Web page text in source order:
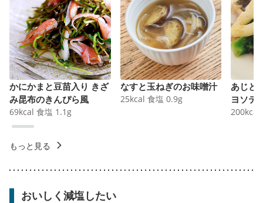
かにかまと豆苗入り きざ
み昆布のきんぴら風
69kcal 食塩 1.1 g
なすと玉ねぎのお味噌汁
25kcal 食塩 0.9g
あじと
ヨソテ
200kcal
もっと見る
おいしく減塩したい